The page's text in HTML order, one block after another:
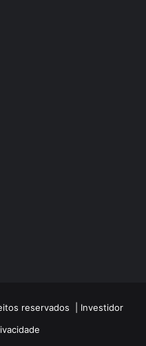
reservados | Investidor